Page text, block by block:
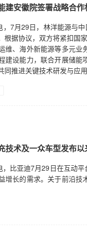
建安徽院签署战略合
7月29日，林洋能源与
根据协议，双方将紧扣国
维、海外新能源等多元
建设能力，联合开展储
同推进关键技术研发与应
技术及一众车型发布
，比亚迪7月29日在互动
增长的需求。关于前沿